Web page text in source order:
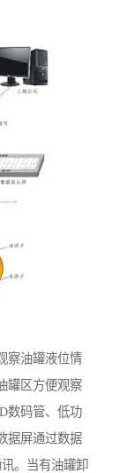
察油罐液位情
罐区方便观察
数码管、低功
据屏通过数据
。当有油罐卸